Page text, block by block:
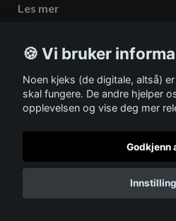
Les mer
Meld deg på vårt
© 2026
🍪 Vi bruker
Noen kjeks (de digitale, altså)
skal fungere. De andre hjelper
opplevelsen og vise deg mer
Godkjenn